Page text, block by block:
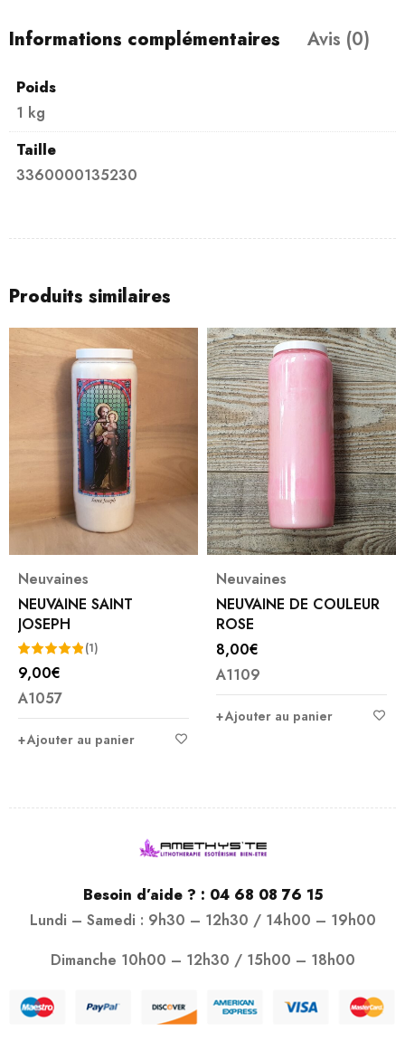
Informations complémentaires Avis (0)
Poids
1 kg
Taille
3360000135230
Produits similaires
Neuvaines
NEUVAINE SAINT
JOSEPH
Note5.00
sur 5
(1)
9,00€
A1057
Ajouter au panier
Neuvaines
NEUVAINE DE COULEUR
ROSE
8,00€
A1109
Ajouter au panier
Besoin d’aide ? : 04 68 08 76 15
Lundi – Samedi : 9h30 – 12h30 / 14h00 – 19h00
Dimanche 10h00 – 12h30 / 15h00 – 18h00